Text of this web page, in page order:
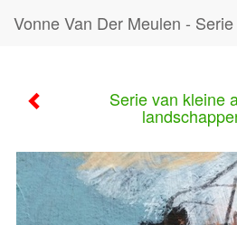
Serie van kleine